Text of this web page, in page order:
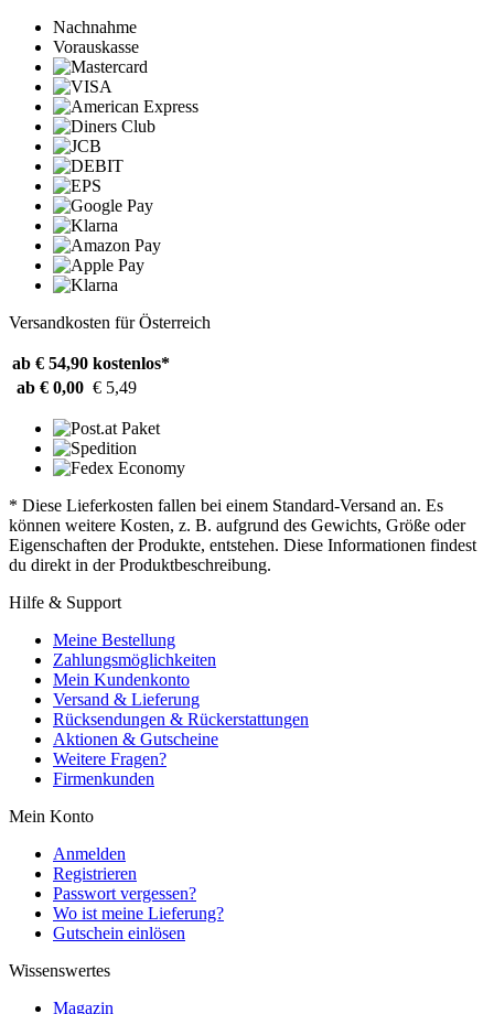
Nachnahme
Vorauskasse
Versandkosten für Österreich
ab € 54,90 kostenlos*
ab € 0,00 € 5,49
* Diese Lieferkosten fallen bei einem Standard-Versand an. Es
können weitere Kosten, z. B. aufgrund des Gewichts, Größe oder
Eigenschaften der Produkte, entstehen. Diese Informationen findest
du direkt in der Produktbeschreibung.
Hilfe & Support
Meine Bestellung
Zahlungsmöglichkeiten
Mein Kundenkonto
Versand & Lieferung
Rücksendungen & Rückerstattungen
Aktionen & Gutscheine
Weitere Fragen?
Firmenkunden
Mein Konto
Anmelden
Registrieren
Passwort vergessen?
Wo ist meine Lieferung?
Gutschein einlösen
Wissenswertes
Magazin